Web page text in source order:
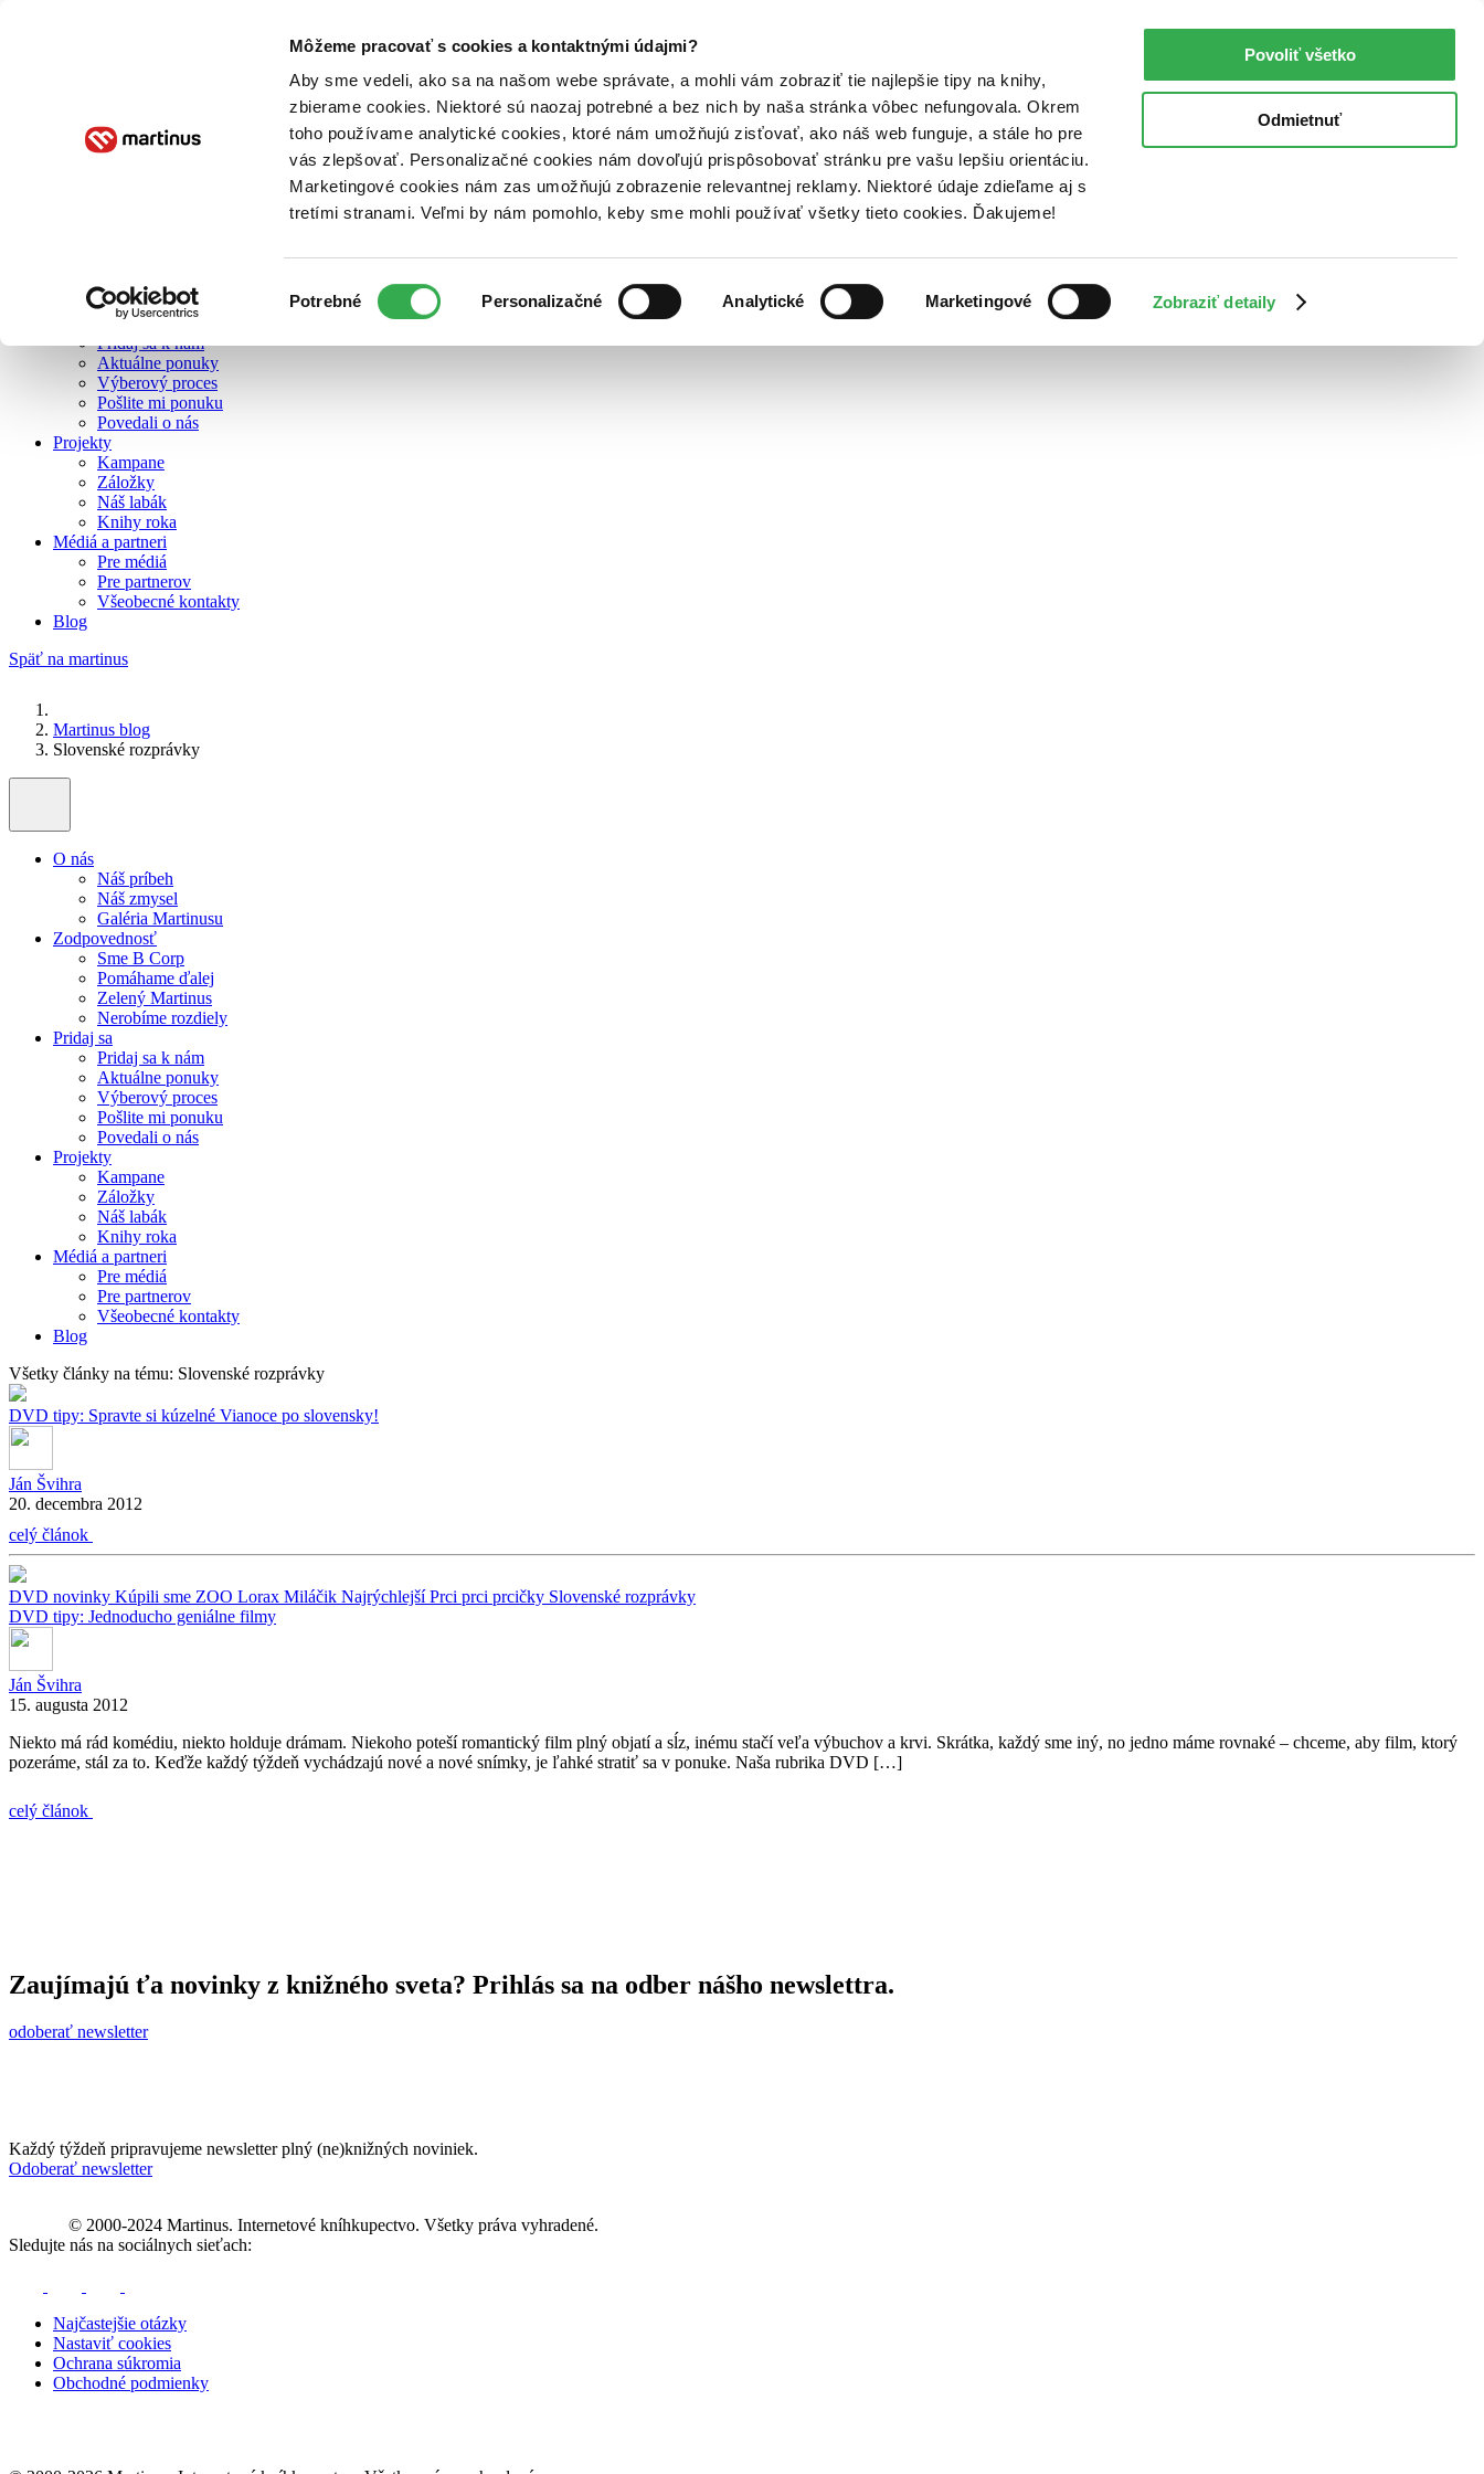
Môžeme pracovať s cookies a kontaktnými údajmi?
Aby sme vedeli, ako sa na našom webe správate, a mohli vám zobraziť tie najlepšie tipy na knihy,
zbierame cookies. Niektoré sú naozaj potrebné a bez nich by naša stránka vôbec nefungovala. Okrem
toho používame analytické cookies, ktoré nám umožňujú zisťovať, ako náš web funguje, a stále ho pre
vás zlepšovať. Personalizačné cookies nám dovoľujú prispôsobovať stránku pre vašu lepšiu orientáciu.
Marketingové cookies nám zas umožňujú zobrazenie relevantnej reklamy. Niektoré údaje zdieľame aj s
tretími stranami. Veľmi by nám pomohlo, keby sme mohli používať všetky tieto cookies. Ďakujeme!
súhlasu
Potrebné Personalizačné Analytické Marketingové Zobraziť detaily
Povoliť všetko
Odmietnuť
O nás
Zelený Martinus
Nerobíme rozdiely
Pridaj sa k nám
Aktuálne ponuky
Výberový proces
Pošlite mi ponuku
Povedali o nás
Projekty
Kampane
Záložky
Náš labák
Knihy roka
Médiá a partneri
Pre médiá
Pre partnerov
Všeobecné kontakty
Blog
Späť na martinus
Martinus blog
Slovenské rozprávky
O nás
Náš príbeh
Náš zmysel
Galéria Martinusu
Zodpovednosť
Sme B Corp
Pomáhame ďalej
Zelený Martinus
Nerobíme rozdiely
Pridaj sa
Pridaj sa k nám
Aktuálne ponuky
Výberový proces
Pošlite mi ponuku
Povedali o nás
Projekty
Kampane
Záložky
Náš labák
Knihy roka
Médiá a partneri
Pre médiá
Pre partnerov
Všeobecné kontakty
Blog
Všetky články na tému: Slovenské rozprávky
DVD tipy: Spravte si kúzelné Vianoce po slovensky!
Ján Švihra
20. decembra 2012
celý článok
DVD novinky Kúpili sme ZOO Lorax Miláčik NajrýchlejšíPrci prci prcičky Slovenské rozprávky
DVD tipy: Jednoducho geniálne filmy
Ján Švihra
15. augusta 2012
Niekto má rád komédiu, niekto holduje drámam. Niekoho poteší romantický film plný objatí a sĺz, inému stačí veľa výbuchov a krvi. Skrátka, každý sme iný, no jedno máme rovnaké – chceme, aby film, ktorý
pozeráme, stál za to. Keďže každý týždeň vychádzajú nové a nové snímky, je ľahké stratiť sa v ponuke. Naša rubrika DVD […]
celý článok
Zaujímajú ťa novinky z knižného sveta? Prihlás sa na odber nášho newslettra.
odoberať newsletter
Každý týždeň pripravujeme newsletter plný (ne)knižných noviniek.
Odoberať newsletter
© 2000-2024 Martinus. Internetové kníhkupectvo. Všetky práva vyhradené.
Sledujte nás na sociálnych sieťach:
Najčastejšie otázky
Nastaviť cookies
Ochrana súkromia
Obchodné podmienky